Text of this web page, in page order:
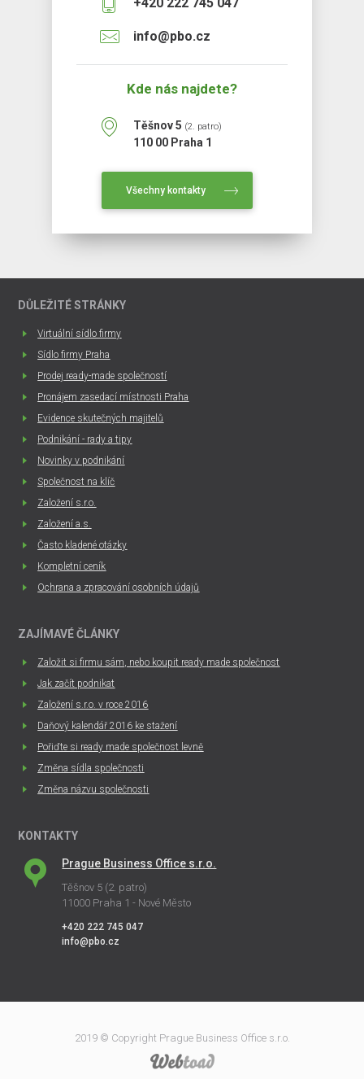
info@pbo.cz
Kde nás najdete?
Těšnov 5 (2. patro)
110 00 Praha 1
Všechny kontakty
DŮLEŽITÉ STRÁNKY
Virtuální sídlo firmy
Sídlo firmy Praha
Prodej ready-made společností
Pronájem zasedací místnosti Praha
Evidence skutečných majitelů
Podnikání - rady a tipy
Novinky v podnikání
Společnost na klíč
Založení s.r.o.
Založení a.s.
Často kladené otázky
Kompletní ceník
Ochrana a zpracování osobních údajů
ZAJÍMAVÉ ČLÁNKY
Založit si firmu sám, nebo koupit ready made společnost
Jak začít podnikat
Založení s.r.o. v roce 2016
Daňový kalendář 2016 ke stažení
Pořiďte si ready made společnost levně
Změna sídla společnosti
Změna názvu společnosti
KONTAKTY
Prague Business Office s.r.o.
Těšnov 5 (2. patro)
11000 Praha 1 - Nové Město
+420 222 745 047
info@pbo.cz
2019 © Copyright Prague Business Office s.r.o.